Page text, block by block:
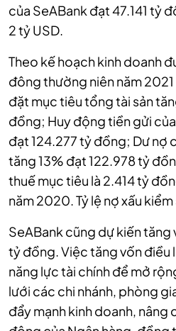
của SeABank đạt 47.141 tỷ
2 tỷ USD.
Theo kế hoạch kinh doanh
đông thường niên năm
đặt mục tiêu tổng tài sản
đồng; Huy động tiền gửi
đạt 124.277 tỷ đồng; Dư nợ
tăng 13% đạt 122.978 tỷ
thuế mục tiêu là 2.414 tỷ
năm 2020. Tỷ lệ nợ xấu
SeABank cũng dự kiến tăng
tỷ đồng. Việc tăng vốn điều
năng lực tài chính để mở
lưới các chi nhánh, phòng
đẩy mạnh kinh doanh,